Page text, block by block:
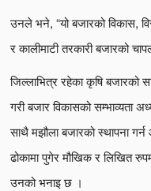
उनले भने, “यो बजारको विकास,
र कालीमाटी तरकारी बजारको
जिल्लाभित्र रहेका कृषि बजारको
गरी बजार विकासको सम्भाव्यता
साथै मझौला बजारको स्थापना
ढोकामा पुगेर मौखिक र लिखित
उनको भनाइ छ ।